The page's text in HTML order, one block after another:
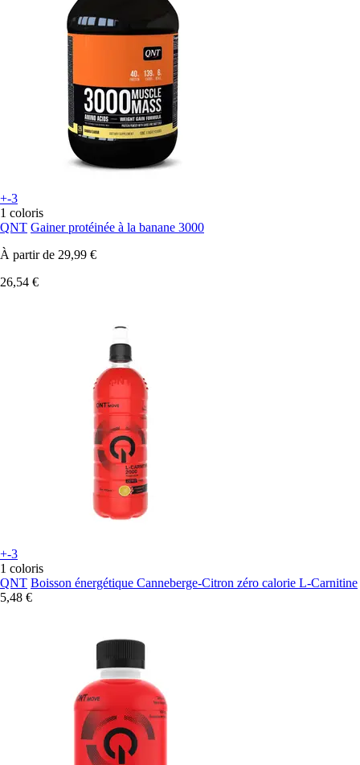
+-3
1 coloris
QNT Gainer protéinée à la banane 3000
À partir de 29,99 €
26,54 €
+-3
1 coloris
QNT Boisson énergétique Canneberge-Citron zéro calorie L-Carnitine
5,48 €